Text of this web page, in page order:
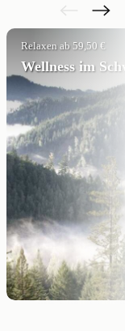
Relaxen ab 59,50 €
Wellness im